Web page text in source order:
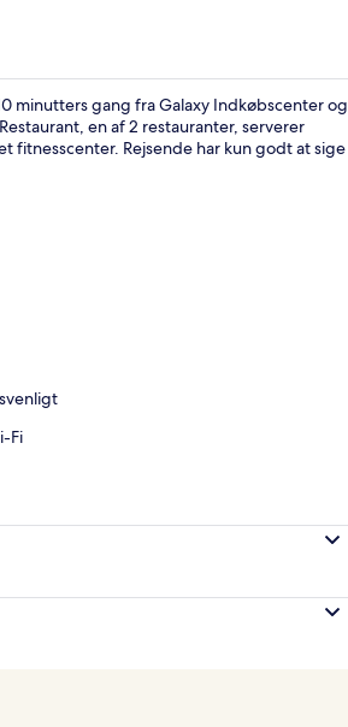
minutters gang fra Galaxy Indkøbscenter og
en af 2 restauranter, serverer
Rejsende har kun godt at sige
Fi